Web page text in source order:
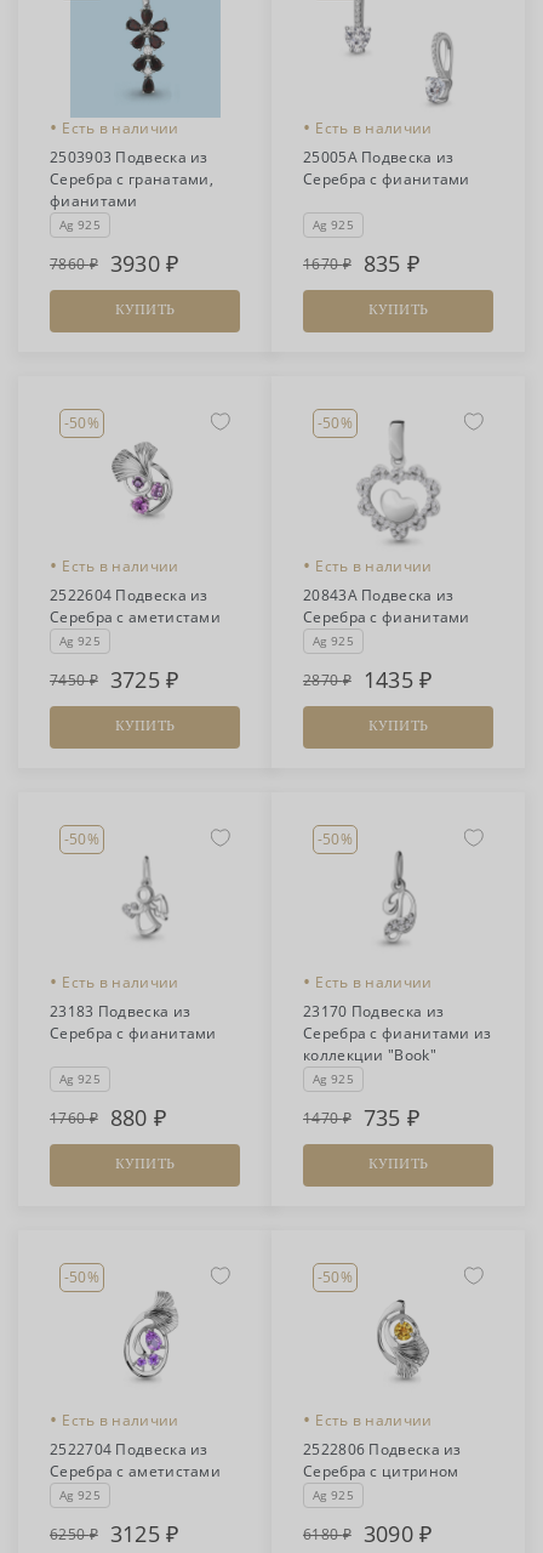
• Есть в наличии
2503903 Подвеска из
Серебра с гранатами,
фианитами
Ag 925
7860 3930
КУПИТЬ
• Есть в наличии
25005А Подвеска из
Серебра с фианитами
Ag 925
1670 835
КУПИТЬ
-50%
• Есть в наличии
2522604 Подвеска из
Серебра с аметистами
Ag 925
7450 3725
КУПИТЬ
-50%
• Есть в наличии
20843А Подвеска из
Серебра с фианитами
Ag 925
2870 1435
КУПИТЬ
-50%
• Есть в наличии
23183 Подвеска из
Серебра с фианитами
Ag 925
1760 880
КУПИТЬ
-50%
• Есть в наличии
23170 Подвеска из
Серебра с фианитами из
коллекции "Book"
Ag 925
1470 735
КУПИТЬ
-50%
• Есть в наличии
2522704 Подвеска из
Серебра с аметистами
Ag 925
6250 3125
-50%
• Есть в наличии
2522806 Подвеска из
Серебра с цитрином
Ag 925
6180 3090